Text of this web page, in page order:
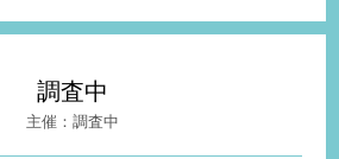
調査中
調査中